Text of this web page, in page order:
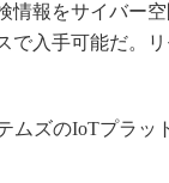
情報をサイバー
で入手可能だ。
ズのIoTプラッ